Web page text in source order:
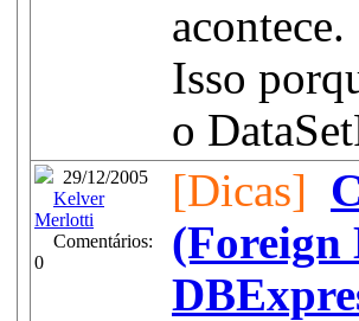
acontece.
Isso
o
29/12/2005
Kelver
Merlotti
Comentários:
0
[Dicas]
(Foreign